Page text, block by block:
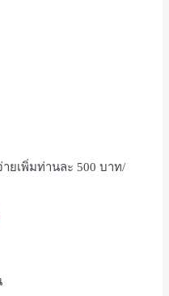
ยเพิ่มท่านละ 500 บาท/